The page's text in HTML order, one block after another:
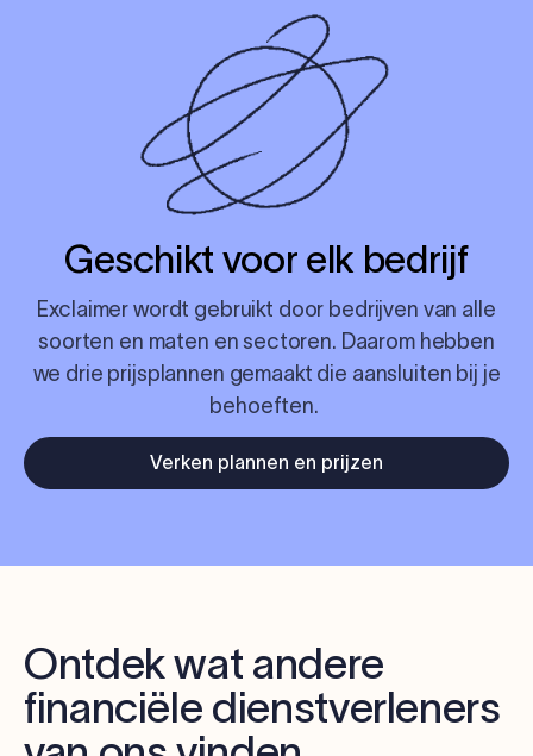
Geschikt voor elk bedrijf
Exclaimer wordt gebruikt door bedrijven van alle
soorten en maten en sectoren. Daarom hebben
we drie prijsplannen gemaakt die aansluiten bij je
behoeften.
Verken plannen en prijzen
Ontdek wat andere
financiële dienstverleners